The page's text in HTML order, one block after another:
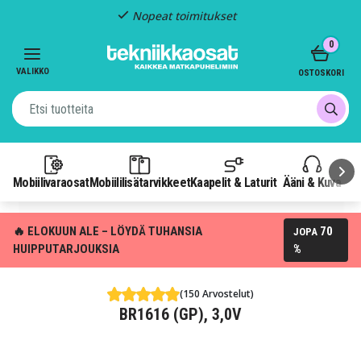
Kiinteä toimitus: 4,95 €
VALIKKO
MobiilivaraosatMobiililisätarvikkeetKaapelit & Laturit Ääni & Kuva
0
OSTOSKORI
🔥 ELOKUUN ALE – LÖYDÄ TUHANSIA
HUIPPUTARJOUKSIA
JOPA 70
%
(150 Arvostelut)
BR1616 (GP), 3,0V